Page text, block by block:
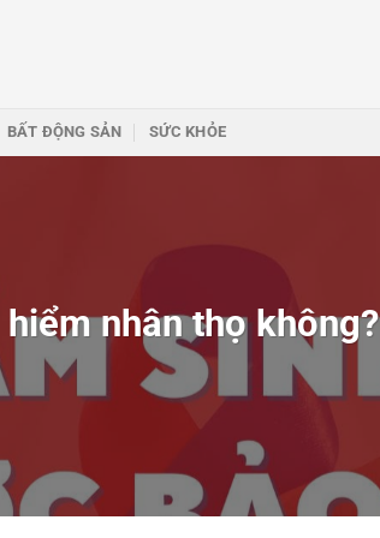
BẤT ĐỘNG SẢN SỨC KHỎE
nhân thọ không?